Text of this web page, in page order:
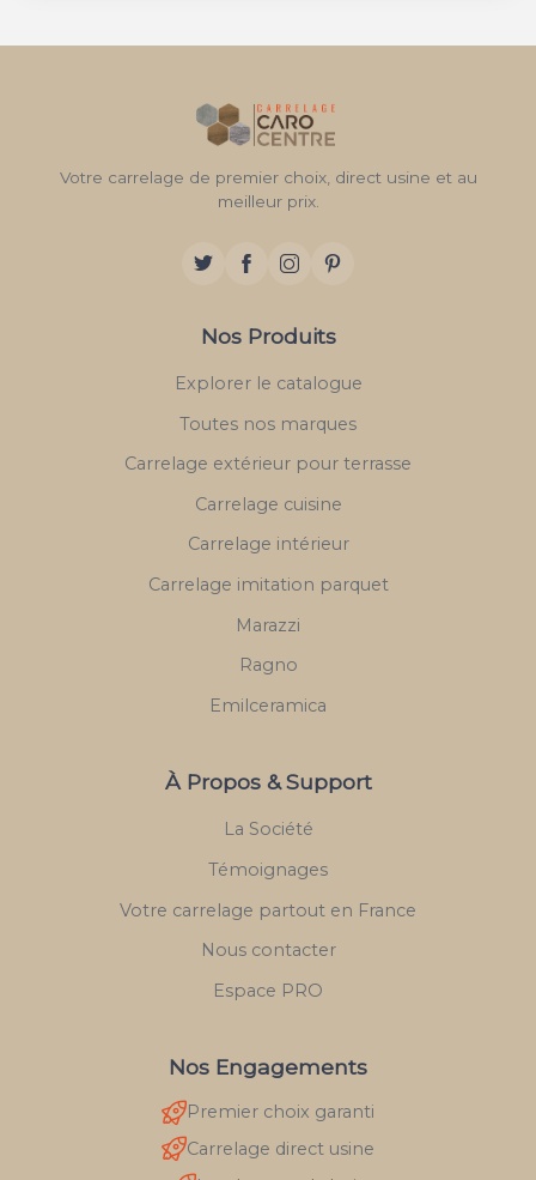
Votre carrelage de premier choix, direct usine et au
meilleur prix.
Nos Produits
Explorer le catalogue
Toutes nos marques
Carrelage extérieur pour terrasse
Carrelage cuisine
Carrelage intérieur
Carrelage imitation parquet
Marazzi
Ragno
Emilceramica
À Propos & Support
La Société
Témoignages
Votre carrelage partout en France
Nous contacter
Espace PRO
Nos Engagements
Premier choix garanti
Carrelage direct usine